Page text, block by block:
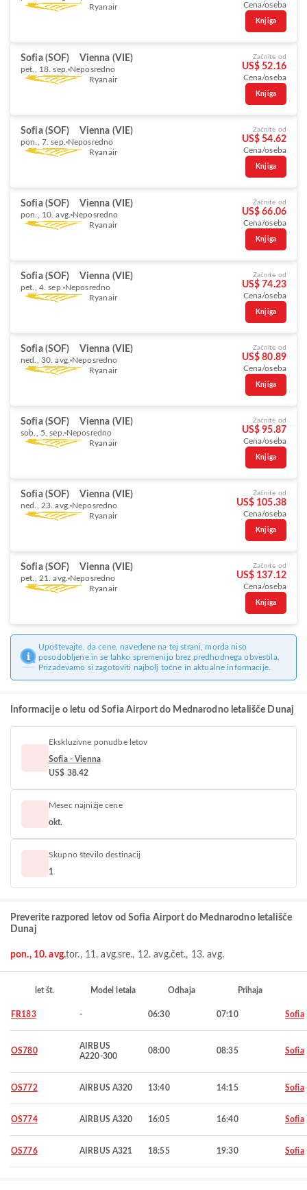
Ryanair
Cena/oseba
Knjiga
Sofia (SOF) Vienna (VIE)
pet., 18. sep. Neposredno
Ryanair
Začnite od
US$ 52.16
Cena/oseba
Knjiga
Sofia (SOF) Vienna (VIE)
pon., 7. sep. Neposredno
Ryanair
Začnite od
US$ 54.62
Cena/oseba
Knjiga
Sofia (SOF) Vienna (VIE)
pon., 10. avg. Neposredno
Ryanair
Začnite od
US$ 66.06
Cena/oseba
Knjiga
Sofia (SOF) Vienna (VIE)
pet., 4. sep. Neposredno
Ryanair
Začnite od
US$ 74.23
Cena/oseba
Knjiga
Sofia (SOF) Vienna (VIE)
ned., 30. avg. Neposredno
Ryanair
Začnite od
US$ 80.89
Cena/oseba
Knjiga
Sofia (SOF) Vienna (VIE)
sob., 5. sep. Neposredno
Ryanair
Začnite od
US$ 95.87
Cena/oseba
Knjiga
Sofia (SOF) Vienna (VIE)
ned., 23. avg. Neposredno
Ryanair
Začnite od
US$ 105.38
Cena/oseba
Knjiga
Sofia (SOF) Vienna (VIE)
pet., 21. avg. Neposredno
Ryanair
Začnite od
US$ 137.12
Cena/oseba
Knjiga
Upoštevajte, da cene, navedene na tej strani, morda niso
posodobljene in se lahko spremenijo brez predhodnega obvestila.
Prizadevamo si zagotoviti najbolj točne in aktualne informacije.
Informacije o letu od Sofia Airport do Mednarodno letališče Dunaj
Ekskluzivne ponudbe letov
Sofia - Vienna
US$ 38.42
Mesec najnižje cene
okt.
Skupno število destinacij
1
Preverite razpored letov od Sofia Airport do Mednarodno letališče
Dunaj
pon., 10. avg.tor., 11. avg.sre., 12. avg.čet., 13. avg.
let št. Model letala Odhaja Prihaja
FR183 - 06:30 07:10 Sofia
OS780
AIRBUS
A220-300
08:00 08:35 Sofia
OS772 AIRBUS A320 13:40 14:15 Sofia
OS774 AIRBUS A320 16:05 16:40 Sofia
OS776 AIRBUS A321 18:55 19:30 Sofia